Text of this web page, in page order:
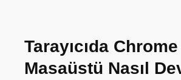
Tarayıcıda
Masaüstü Nasıl